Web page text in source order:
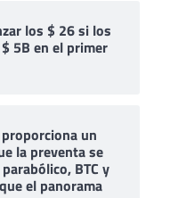
los $ 26 si los
5B en el primer
un
la preventa se
BTC y
el panorama